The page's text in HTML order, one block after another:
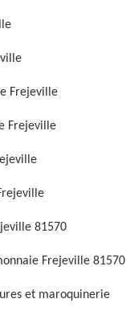
Frejeville
Frejeville
81570
Frejeville 81570
et maroquinerie